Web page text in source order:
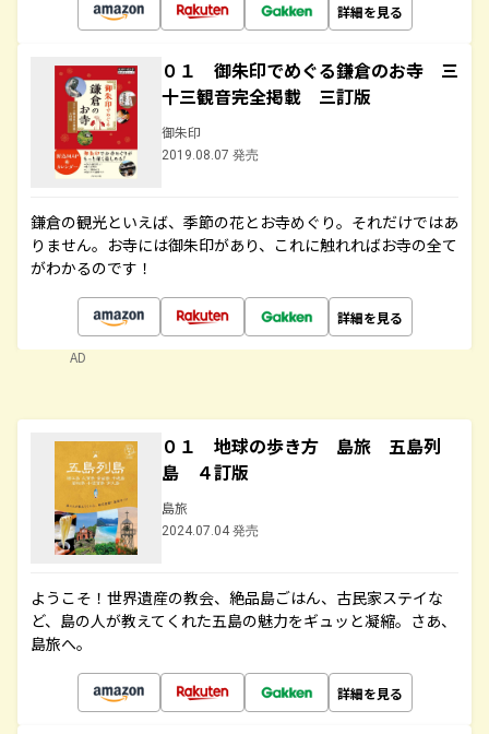
詳細を見る
０１ 御朱印でめぐる鎌倉のお寺 三
十三観音完全掲載 三訂版
御朱印
2019.08.07 発売
鎌倉の観光といえば、季節の花とお寺めぐり。それだけではあ
りません。お寺には御朱印があり、これに触れればお寺の全て
がわかるのです！
詳細を見る
AD
０１ 地球の歩き方 島旅 五島列
島 ４訂版
島旅
2024.07.04 発売
ようこそ！世界遺産の教会、絶品島ごはん、古民家ステイな
ど、島の人が教えてくれた五島の魅力をギュッと凝縮。さあ、
島旅へ。
詳細を見る